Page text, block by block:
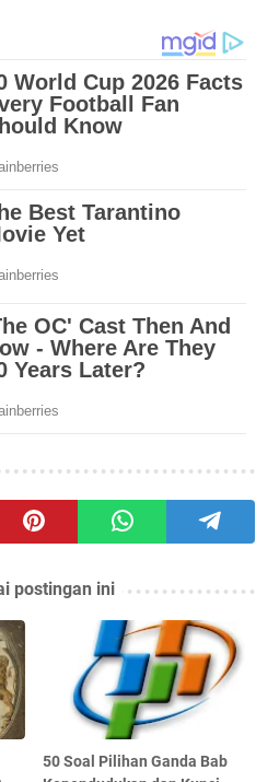
postingan ini
50 Soal Pilihan Ganda Bab